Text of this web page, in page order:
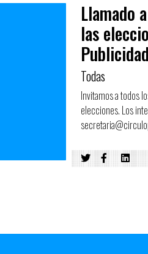
Llamado
las
Todas
Invitamos a todos
elecciones. Los